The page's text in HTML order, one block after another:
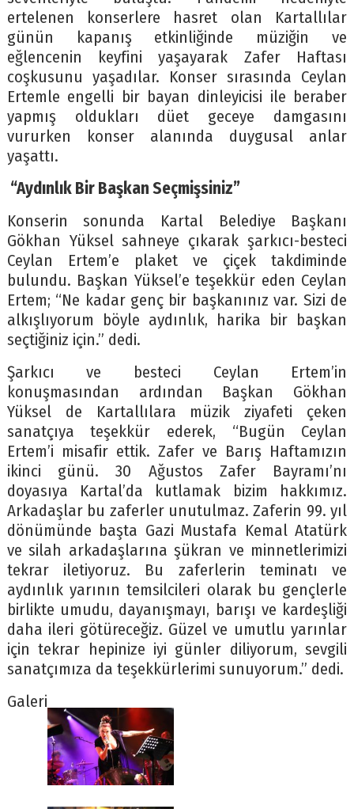
ertelenen konserlere hasret olan Kartallılar
günün kapanış etkinliğinde müziğin ve
eğlencenin keyfini yaşayarak Zafer Haftası
coşkusunu yaşadılar. Konser sırasında Ceylan
Ertemle engelli bir bayan dinleyicisi ile beraber
yapmış oldukları düet geceye damgasını
vururken konser alanında duygusal anlar
yaşattı.
“Aydınlık Bir Başkan Seçmişsiniz”
Konserin sonunda Kartal Belediye Başkanı
Gökhan Yüksel sahneye çıkarak şarkıcı-besteci
Ceylan Ertem’e plaket ve çiçek takdiminde
bulundu. Başkan Yüksel’e teşekkür eden Ceylan
Ertem; “Ne kadar genç bir başkanınız var. Sizi de
alkışlıyorum böyle aydınlık, harika bir başkan
seçtiğiniz için.” dedi.
Şarkıcı ve besteci Ceylan Ertem’in
konuşmasından ardından Başkan Gökhan
Yüksel de Kartallılara müzik ziyafeti çeken
sanatçıya teşekkür ederek, “Bugün Ceylan
Ertem’i misafir ettik. Zafer ve Barış Haftamızın
ikinci günü. 30 Ağustos Zafer Bayramı’nı
doyasıya Kartal’da kutlamak bizim hakkımız.
Arkadaşlar bu zaferler unutulmaz. Zaferin 99. yıl
dönümünde başta Gazi Mustafa Kemal Atatürk
ve silah arkadaşlarına şükran ve minnetlerimizi
tekrar iletiyoruz. Bu zaferlerin teminatı ve
aydınlık yarının temsilcileri olarak bu gençlerle
birlikte umudu, dayanışmayı, barışı ve kardeşliği
daha ileri götüreceğiz. Güzel ve umutlu yarınlar
için tekrar hepinize iyi günler diliyorum, sevgili
sanatçımıza da teşekkürlerimi sunuyorum.” dedi.
Galeri